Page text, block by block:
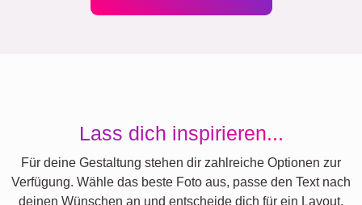
Lass dich inspirieren...
Für deine Gestaltung stehen dir zahlreiche Optionen zur
Verfügung. Wähle das beste Foto aus, passe den Text nach
deinen Wünschen an und entscheide dich für ein Layout,